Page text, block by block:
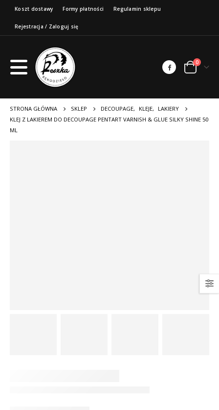
Koszt dostawy Formy płatności Regulamin sklepu
Rejestracja / Zaloguj się
0
STRONA GŁÓWNA SKLEP DECOUPAGE, KLEJE,
LAKIERY
KLEJ Z LAKIEREM DO DECOUPAGE PENTART VARNISH & GLUE SILKY SHINE 50
ML